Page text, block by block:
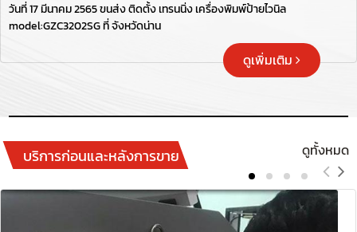
วันที่ 17 มีนาคม 2565 ขนส่ง ติดตั้ง เทรนนิ่ง เครื่องพิมพ์ป้ายไวนิล
model:GZC3202SG ที่ จังหวัดน่าน
ดูเพิ่มเติม
บริการก่อนและหลังการขาย ดูทั้งหมด